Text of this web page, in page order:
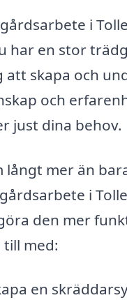
i
har en stor
skapa och
och
just dina behov.
mer än
i
den mer
med:
en